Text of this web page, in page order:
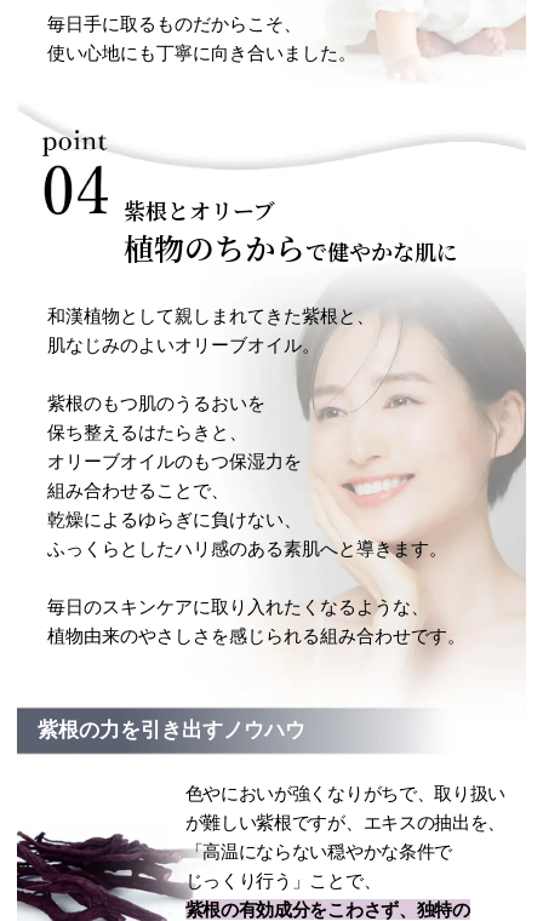
毎日手に取るものだからこそ、
使い心地にも丁寧に向き合いました。
紫根とオリーブ
植物のちからで健やかな肌に
和漢植物として親しまれてきた紫根と、
肌なじみのよいオリーブオイル。
紫根のもつ肌のうるおいを
保ち整えるはたらきと、
オリーブオイルのもつ保湿力を
組み合わせることで、
乾燥によるゆらぎに負けない、
ふっくらとしたハリ感のある素肌へと導きます。
毎日のスキンケアに取り入れたくなるような、
植物由来のやさしさを感じられる組み合わせです。
紫根の力を引き出すノウハウ
色やにおいが強くなりがちで、取り扱い
が難しい紫根ですが、エキスの抽出を、
「高温にならない穏やかな条件で
じっくり行う」ことで、
紫根の有効成分をこわさず、独特の